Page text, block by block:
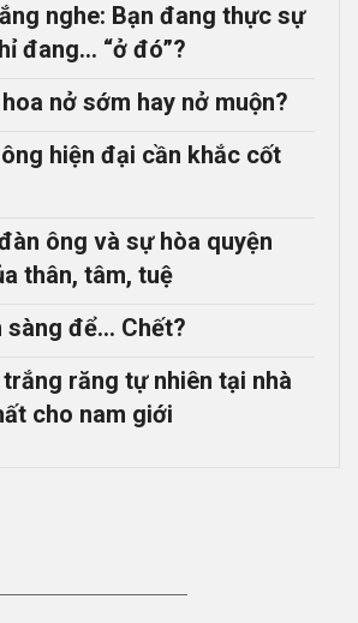
nghe: Bạn đang thực sự
đang… “ở đó”?
nở sớm hay nở muộn?
hiện đại cần khắc cốt
ông và sự hòa quyện
thân, tâm, tuệ
sàng để… Chết?
răng tự nhiên tại nhà
cho nam giới